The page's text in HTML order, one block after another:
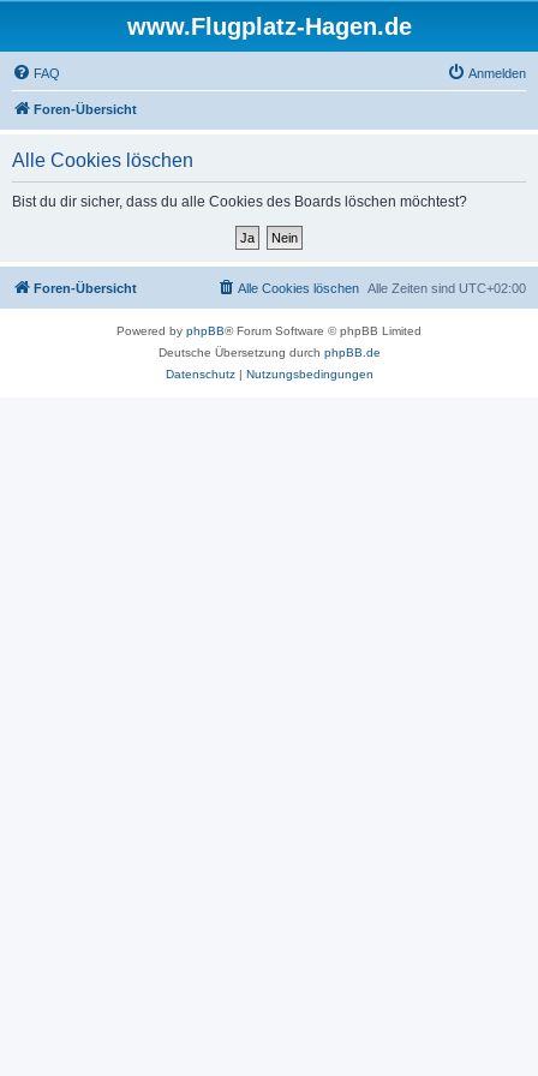
www.Flugplatz-Hagen.de
FAQ Anmelden
Foren-Übersicht
Alle Cookies löschen
Bist du dir sicher, dass du alle Cookies des Boards löschen möchtest?
Foren-Übersicht Alle Zeiten sind UTC+02:00
Alle Cookies löschen
Powered by phpBB® Forum Software © phpBB Limited
Deutsche Übersetzung durch phpBB.de
Datenschutz| Nutzungsbedingungen